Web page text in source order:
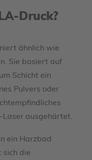
Druck?
ähnlich wie
Sie basiert auf
Schicht ein
Pulvers oder
Laser ausgehärtet.
ein Harzbad
sich die